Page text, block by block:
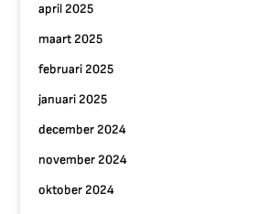
april 2025
maart 2025
februari 2025
januari 2025
december 2024
november 2024
oktober 2024